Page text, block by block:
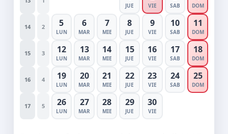
JUE VIE SAB DOM
14 2 5
LUN
6
MAR
7
MIE
8
JUE
9
VIE
10
SAB
11
DOM
15 3 12
LUN
13
MAR
14
MIE
15
JUE
16
VIE
17
SAB
18
DOM
16 4 19
LUN
20
MAR
21
MIE
22
JUE
23
VIE
24
SAB
25
DOM
17 5 26
LUN
27
MAR
28
MIE
29
JUE
30
VIE